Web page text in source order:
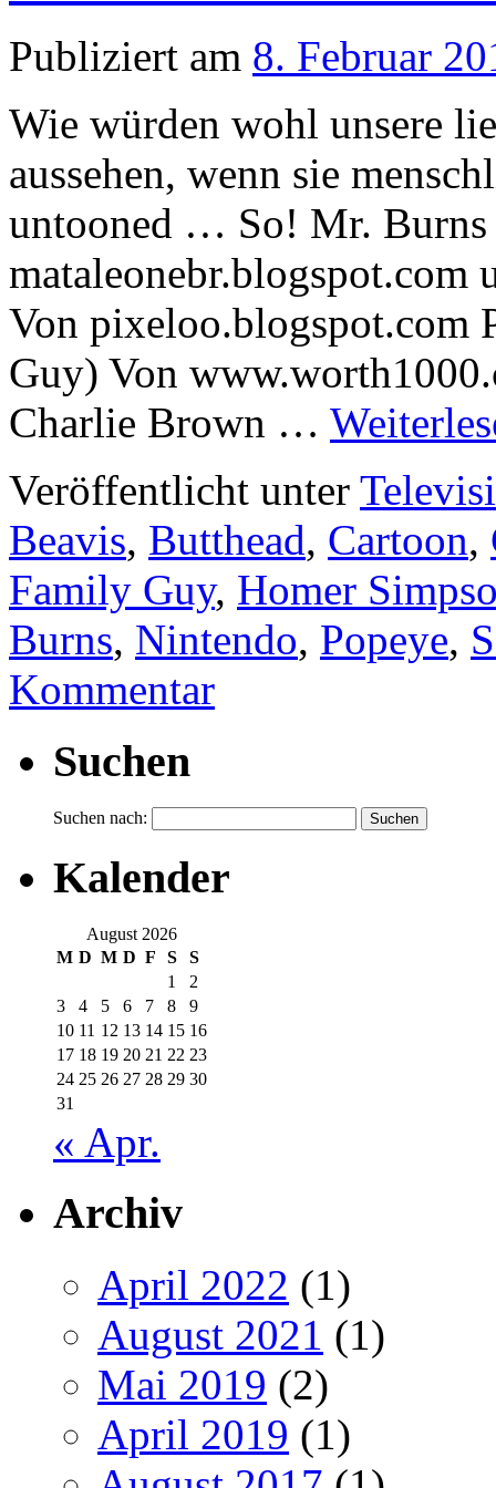
Publiziert am 8. Februar
Wie würden wohl unsere
aussehen, wenn sie
untooned … So! Mr. Burns
Von pixeloo.blogspot.com
Guy) Von
Charlie Brown …
Veröffentlicht unter
Beavis, Butthead, Cartoon,
Family Guy, Homer
Burns, Nintendo, Popeye,
Kommentar
Suchen
Suchen nach:
Kalender
August 2026
M D M D F S
S
1
2
3
4 5 6 7 8
9
10 11 12 13 14 15 16
17 18 19 20 21 22 23
24 25 26 27 28 29 30
31
« Apr.
Archiv
April 2022 (1)
August 2021 (1)
Mai 2019 (2)
April 2019 (1)